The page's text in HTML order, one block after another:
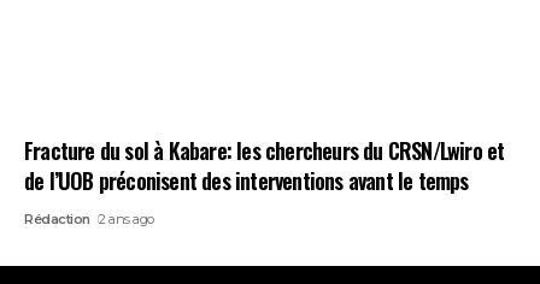
Fracture du sol à Kabare: les chercheurs du CRSN/Lwiro et
de l’UOB préconisent des interventions avant le temps
Rédaction 2 ans ago